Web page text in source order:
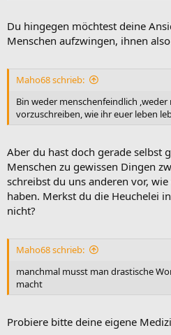
Du hingegen möchtest deine
Menschen aufzwingen, ihnen
Maho68 schrieb:
Bin weder menschenfeindlich
vorzuschreiben, wie ihr euer leben
Aber du hast doch gerade selbst
Menschen zu gewissen Dingen
schreibst du uns anderen vor,
haben. Merkst du die Heuchelei
nicht?
Maho68 schrieb:
manchmal musst man drastische
macht
Probiere bitte deine eigene